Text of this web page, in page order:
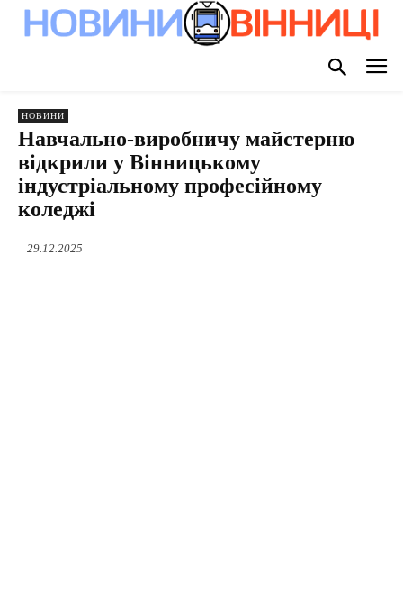
НОВИНИ
Навчально-виробничу майстерню
відкрили у Вінницькому
індустріальному професійному
коледжі
29.12.2025